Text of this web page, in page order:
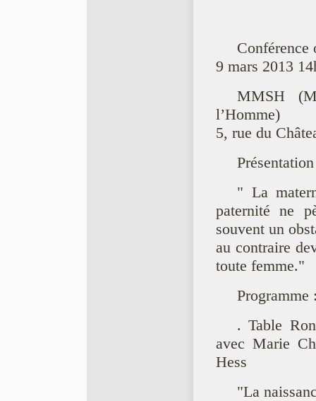
Conférence
9 mars 2013
MMSH
l’Homme)
5, rue du
" La
paternité ne
souvent un
au contraire
toute femme."
Programme
. Table
avec Marie
Hess
"La